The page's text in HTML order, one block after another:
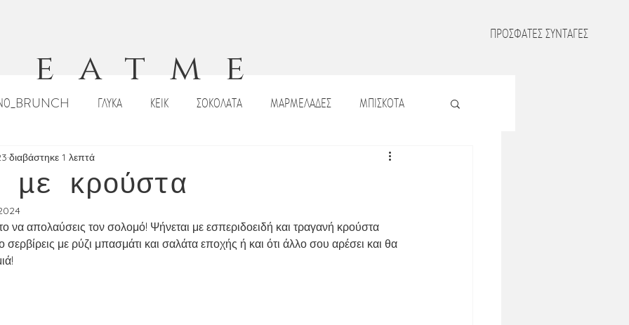
ΠΡΟΣΦΑΤΕΣ ΣΥΝΤΑΓΕΣ
eatme
ΓΛΥΚΑ ΚΕΙΚ ΣΟΚΟΛΑΤΑ ΜΑΡΜΕΛΑΔΕΣ ΜΠΙΣΚΟΤΑ
ΠΙΤΣΕΣ_ΠΕΪΝΕΡΛΙ
ΣΥΝΤΑΓΕΣ
με κρούστα
διαβάστηκε 1 λεπτά
να απολαύσεις τον σολομό! Ψήνεται με εσπεριδοειδή και τραγανή κρούστα
με ρύζι μπασμάτι και σαλάτα εποχής ή και ότι άλλο σου αρέσει και θα